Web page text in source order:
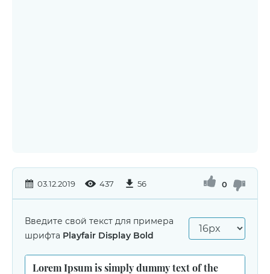
03.12.2019 437 56 0
Введите свой текст для примера
шрифта Playfair Display Bold